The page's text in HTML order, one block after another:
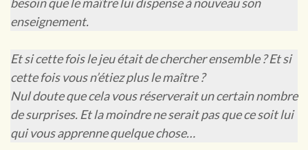
besoin que le maître lui dispense à nouveau son
enseignement.
Et si cette fois le jeu était de chercher ensemble ? Et si
cette fois vous n’étiez plus le maître ?
Nul doute que cela vous réserverait un certain nombre
de surprises. Et la moindre ne serait pas que ce soit lui
qui vous apprenne quelque chose…